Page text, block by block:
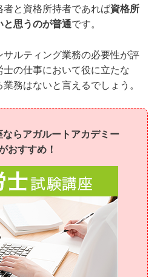
者と資格所持者であれば資格所
と思うのが普通です。
ルティング業務の必要性が評
の仕事において役に立たな
務はないと言えるでしょう。
らアガルートアカデミー
おすすめ！